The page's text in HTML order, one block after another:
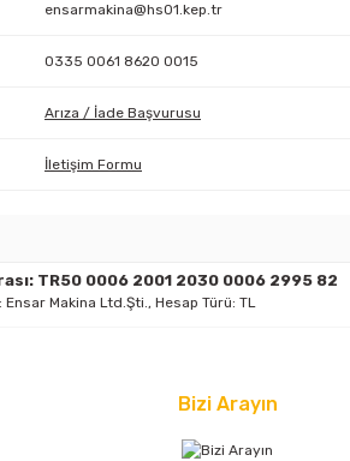
ensarmakina@hs01.kep.tr
0335 0061 8620 0015
Arıza / İade Başvurusu
İletişim Formu
TR50 0006 2001 2030 0006 2995 82
Ensar Makina Ltd.Şti., Hesap Türü: TL
Bizi Arayın